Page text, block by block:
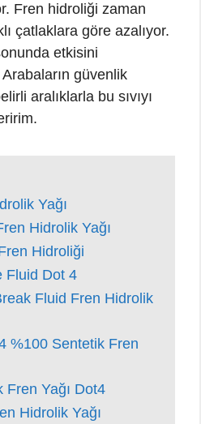
Fren hidroliği zaman
çatlaklara göre azalıyor.
etkisini
güvenlik
aralıklarla bu sıvıyı
Yağı
Hidrolik Yağı
Hidroliği
Fluid Dot 4
Fluid Fren Hidrolik
%100 Sentetik Fren
Fren Yağı Dot4
Hidrolik Yağı